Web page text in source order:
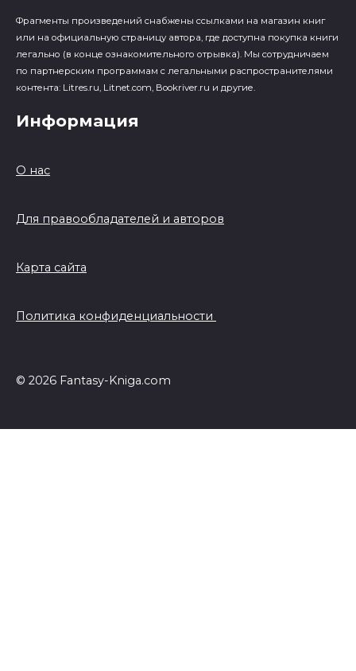
Фрагменты произведений cнабжены ссылками на магазин книг
или на официальную страницу автора, где доступна покупка книги
легально (в конце ознакомительного отрывка). Мы сотрудничаем
по партнерским программам с легальными распространителями
контента: Litres.ru, Litnet.com, Bookriver.ru и другие.
Информация
О нас
Для правообладателей и авторов
Карта сайта
Политика конфиденциальности
© 2026 Fantasy-Kniga.com